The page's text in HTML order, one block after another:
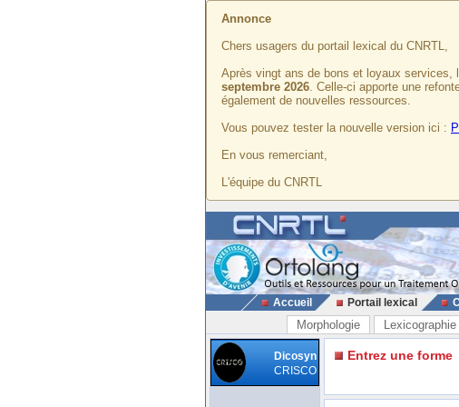
Annonce
Chers usagers du portail lexical du CNRTL,
Après vingt ans de bons et loyaux services,
septembre 2026. Celle-ci apporte une
également de nouvelles ressources.
Vous pouvez tester la nouvelle version ici :
En vous remerciant,
L'équipe du CNRTL
Accueil Portail lexical
Morphologie Lexicographie
Dicosyn
CRISCO
Entrez une forme